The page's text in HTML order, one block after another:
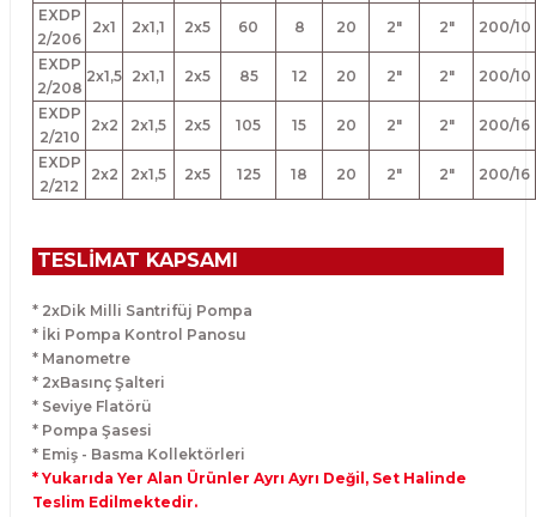
EXDP
2/206
2x1 2x1,1 2x5 60 8 20 2" 2" 200/10
EXDP
2/208
2x1,5 2x1,1 2x5 85 12 20 2" 2" 200/10
EXDP
2/210
2x2 2x1,5 2x5 105 15 20 2" 2" 200/16
EXDP
2/212
2x2 2x1,5 2x5 125 18 20 2" 2" 200/16
TESLİMAT KAPSAMI
* 2xDik Milli Santrifüj Pompa
* İki Pompa Kontrol Panosu
* Manometre
* 2xBasınç Şalteri
* Seviye Flatörü
* Pompa Şasesi
* Emiş - Basma Kollektörleri
* Yukarıda Yer Alan Ürünler Ayrı Ayrı Değil, Set Halinde
Teslim Edilmektedir.